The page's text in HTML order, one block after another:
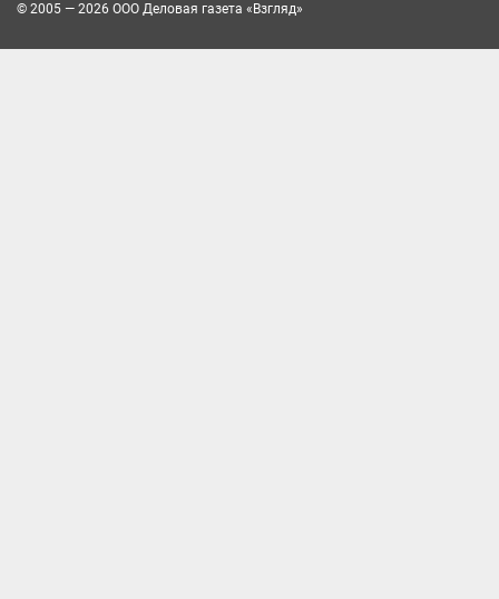
© 2005 — 2026 ООО Деловая газета «Взгляд»